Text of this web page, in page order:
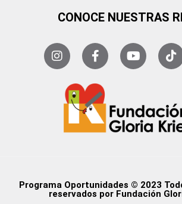
CONOCE NUESTRAS
Programa Oportunidades © 2023
reservados por Fundación